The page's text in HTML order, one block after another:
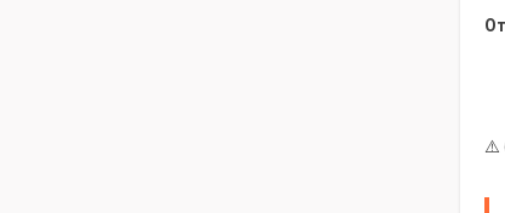
⚠️